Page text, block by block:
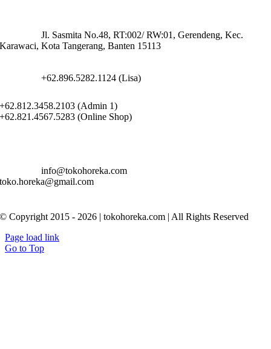
Jl. Sasmita No.48, RT:002/ RW:01, Gerendeng, Kec.
Karawaci, Kota Tangerang, Banten 15113
+62.896.5282.1124 (Lisa)
+62.812.3458.2103 (Admin 1)
+62.821.4567.5283 (Online Shop)
info@tokohoreka.com
toko.horeka@gmail.com
© Copyright 2015 - 2026 | tokohoreka.com | All Rights Reserved
Page load link
Go to Top